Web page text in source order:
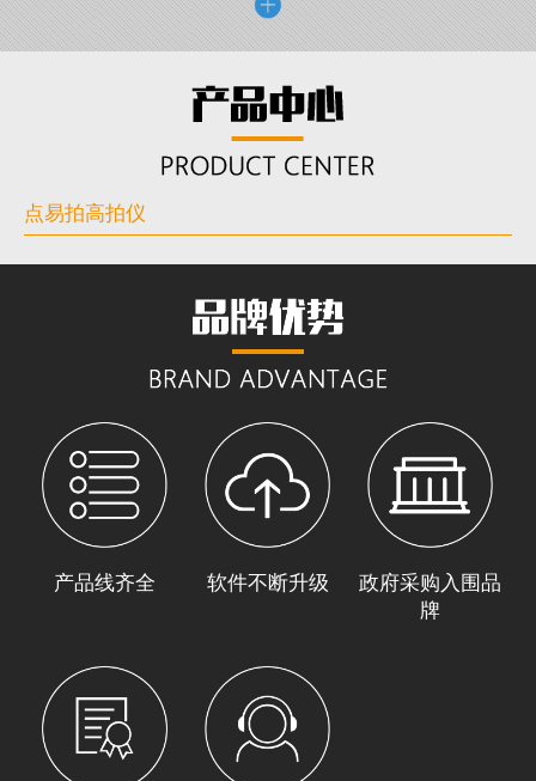
点易拍高拍仪
产品线齐全 软件不断升级
政府采购入围品
牌